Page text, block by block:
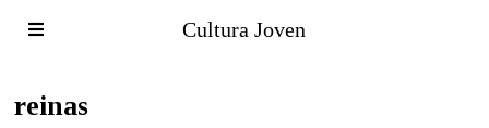
Cultura Joven
reinas